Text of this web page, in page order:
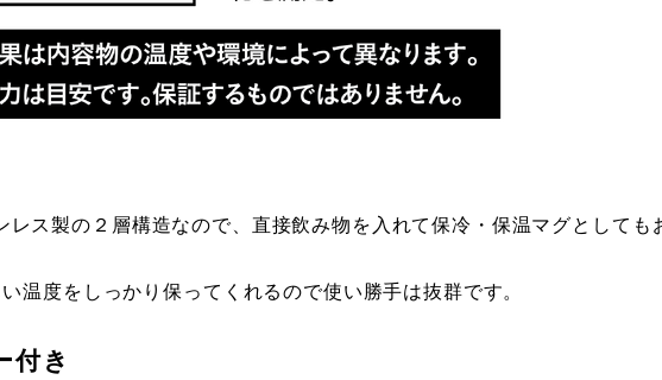
レス製の２層構造なので、直接飲み物を入れて保冷・保温マグとしても
温度をしっかり保ってくれるので使い勝手は抜群です。
付き